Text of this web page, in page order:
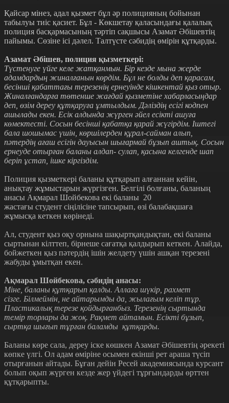
Қайсар мінез, адал қызмет бұл әр полицияның бойынан
табылуы тиіс қасиет. Бұл - Көкшетау қаласындағы қалалық
полиция басқармасының тәртіп сақшысы Азамат Әбішевтің
пайымы. Сөзіне ісі дәлел. Талтүсте сәбидің өмірін құтқарды.
Азамат Әбішев, полиция қызметкері:
Түстенуге үйге келе жатқанмын. Бір кезде мына жерде
адамдардың жиналғанын көрдім. Бұл не болды деп қарасам,
бесінші қабаттағы терезенің ернеуінде кішкентай қыз отыр.
Жиналғандарға төтенше жағдай қызметіне хабарласыңдар
деп, өзім дереу құтқаруға ұмтылдым. Дәліздің есігі кодпен
ашылады екен. Есік алдында жүрген әйел есікті ашуға
көмектесті. Сосын бесінші қабатқа қарай жүгірдім. Іштегі
бала шошымас үшін, көршілерден құрал-сайман алып,
пәтердің ағаш есігін дауысын шығармай бұзып аштық. Сосын
ернеуде отырған баланы алдап- сулап, қасына келгенде шап
беріп ұстап, ішке кіргіздім.
Полиция қызметкері баланы құтқарып алғаннан кейін,
анықтау жұмыстарын жүргізген. Белгілі болғаны, баланың
анасы Ақмарал Шойбекова екі баланы 20
жастағы студент сіңілісіне тапсырып, өзі балабақшаға
жұмысқа кеткен көрінеді.
Ал, студент қыз оқу орнына шақыртқандықтан, екі баланы
сыртынан кілттеп, бірнеше сағатқа қалдырып кеткен. Алайда,
бойжеткен қыз пәтердің ішін желдету үшін ашқан терезені
жабуды ұмытқан екен.
Ақмарал Шойбекова, сәбидің анасы:
Міне, баланы құтқарып қалды. Аллаға шүкір, рахмет
сізге. Білмеймін, не айтарымды да, жылағым келіп тұр.
Пластикалық терезе қойдырғанбыз. Терезенің сыртында
темір торлары да жоқ. Рақмет айтамын. Есікті бұзып,
сыртқа шығып тұрған баламды құтқарды.
Баланы көре сала, дереу іске көшкен Азамат Әбішевтің әрекеті
көпке үлгі. Ол адам өміріне осымен екінші рет араша түсіп
отырғанын айтады. Бұған дейін Ресей академиясында курсант
болып оқып жүрген кезде жер үйдегі тұрғындарды өрттен
құтқарыпты.